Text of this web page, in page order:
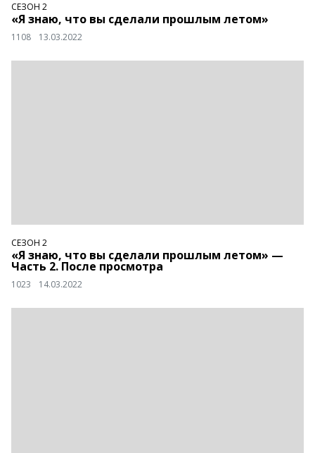
СЕЗОН 2
«Я знаю, что вы сделали прошлым летом»
1108 13.03.2022
СЕЗОН 2
«Я знаю, что вы сделали прошлым летом» —
Часть 2. После просмотра
1023 14.03.2022